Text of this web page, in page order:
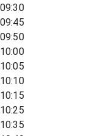
09:30
09:45
09:50
10:00
10:05
10:10
10:15
10:25
10:35